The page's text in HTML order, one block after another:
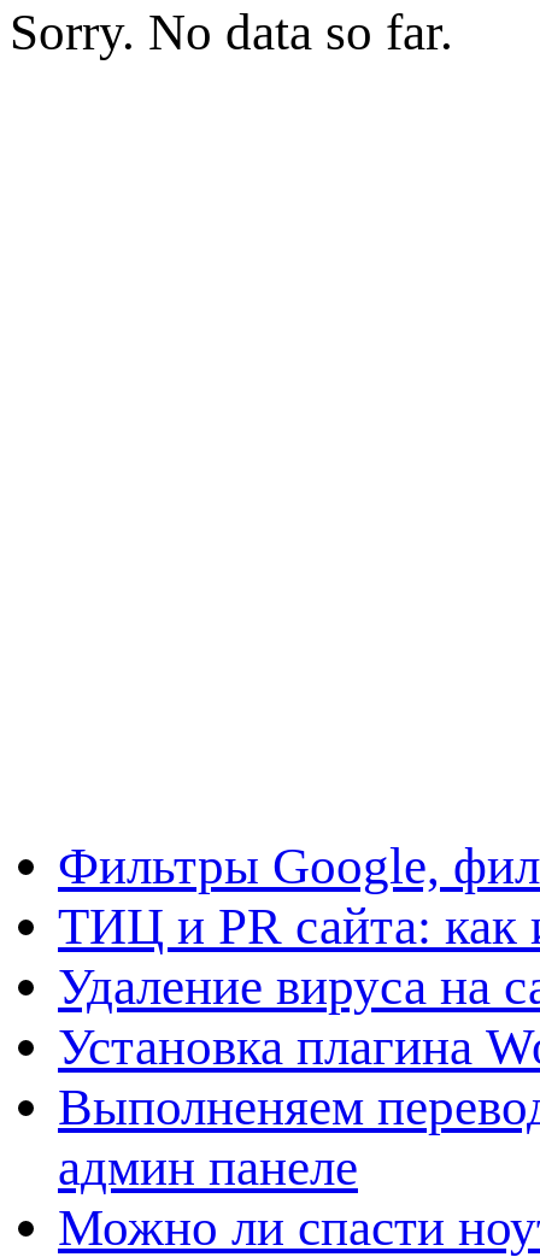
Sorry. No data so far.
Фильтры Google,
ТИЦ и PR сайта: как
Удаление вируса на
Установка плагина
Выполненяем
админ панеле
Можно ли спасти